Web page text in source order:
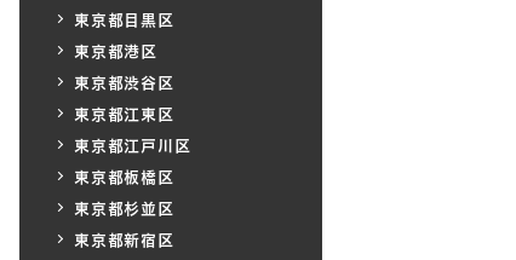
東京都目黒区
東京都港区
東京都渋谷区
東京都江東区
東京都江戸川区
東京都板橋区
東京都杉並区
東京都新宿区